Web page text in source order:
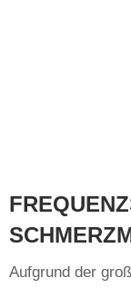
Aufgrund der